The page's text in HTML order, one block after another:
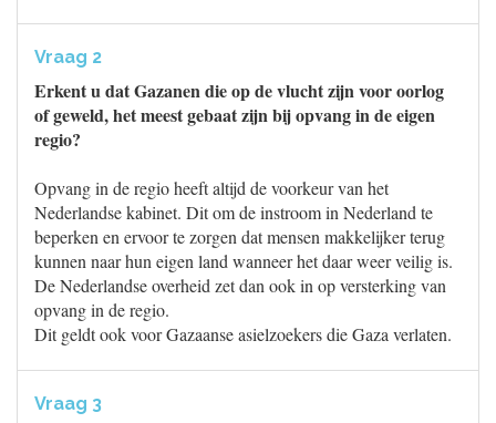
Vraag 2
Erkent u dat Gazanen die op de vlucht zijn voor oorlog
of geweld, het meest gebaat zijn bij opvang in de eigen
regio?
Opvang in de regio heeft altijd de voorkeur van het
Nederlandse kabinet. Dit om de instroom in Nederland te
beperken en ervoor te zorgen dat mensen makkelijker terug
kunnen naar hun eigen land wanneer het daar weer veilig is.
De Nederlandse overheid zet dan ook in op versterking van
opvang in de regio.
Dit geldt ook voor Gazaanse asielzoekers die Gaza verlaten.
Vraag 3